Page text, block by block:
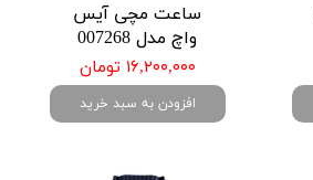
ساعت مچی آیس
واچ مدل 007268
۱۶,۲۰۰,۰۰۰ تومان
افزودن به سبد خرید